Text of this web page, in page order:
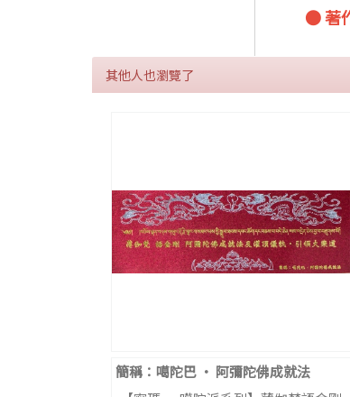
● 著
其他人也瀏覽了
簡稱：噶陀巴 ‧ 阿彌陀佛成就法